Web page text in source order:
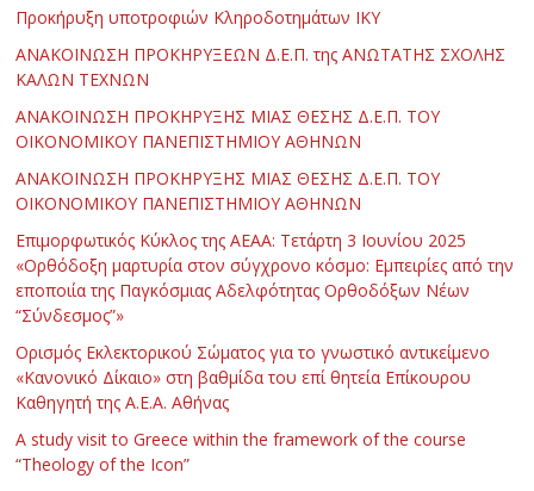
Προκήρυξη υποτροφιών Κληροδοτημάτων ΙΚΥ
ΑΝΑΚΟΙΝΩΣΗ ΠΡΟΚΗΡΥΞΕΩΝ Δ.Ε.Π. της ΑΝΩΤΑΤΗΣ ΣΧΟΛΗΣ
ΚΑΛΩΝ ΤΕΧΝΩΝ
ΑΝΑΚΟΙΝΩΣΗ ΠΡΟΚΗΡΥΞΗΣ ΜΙΑΣ ΘΕΣΗΣ Δ.Ε.Π. ΤΟΥ
ΟΙΚΟΝΟΜΙΚΟΥ ΠΑΝΕΠΙΣΤΗΜΙΟΥ ΑΘΗΝΩΝ
ΑΝΑΚΟΙΝΩΣΗ ΠΡΟΚΗΡΥΞΗΣ ΜΙΑΣ ΘΕΣΗΣ Δ.Ε.Π. ΤΟΥ
ΟΙΚΟΝΟΜΙΚΟΥ ΠΑΝΕΠΙΣΤΗΜΙΟΥ ΑΘΗΝΩΝ
Επιμορφωτικός Κύκλος της ΑΕΑΑ: Τετάρτη 3 Ιουνίου 2025
«Ορθόδοξη μαρτυρία στον σύγχρονο κόσμο: Εμπειρίες από την
εποποιία της Παγκόσμιας Αδελφότητας Ορθοδόξων Νέων
“Σύνδεσμος”»
Ορισμός Εκλεκτορικού Σώματος για το γνωστικό αντικείμενο
«Κανονικό Δίκαιο» στη βαθμίδα του επί θητεία Επίκουρου
Καθηγητή της Α.Ε.Α. Αθήνας
Α study visit to Greece within the framework of the course
“Theology of the Icon”